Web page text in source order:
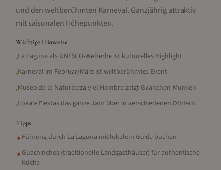
und den weltberühmten Karneval. Ganzjährig attraktiv
mit saisonalen Höhepunkten.
Wichtige Hinweise
•La Laguna als UNESCO-Welterbe ist kulturelles Highlight
•Karneval im Februar/März ist weltberühmtes Event
•Museo de la Naturaleza y el Hombre zeigt Guanchen-Mumien
•Lokale Fiestas das ganze Jahr über in verschiedenen Dörfern
Tipps
✦Führung durch La Laguna mit lokalem Guide buchen
✦Guachinches (traditionelle Landgasthäuser) für authentische
Küche